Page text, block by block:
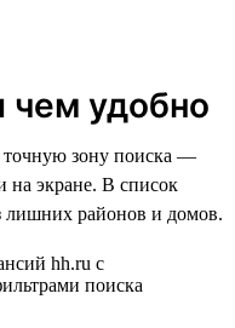
чем удобно
точную зону поиска —
на экране. В список
лишних районов и домов.